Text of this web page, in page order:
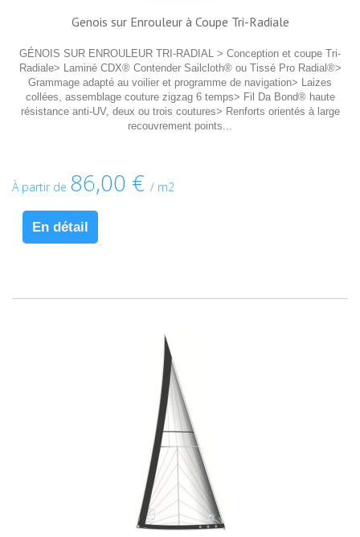
Genois sur Enrouleur à Coupe Tri-Radiale
GÉNOIS SUR ENROULEUR TRI-RADIAL > Conception et coupe Tri-
Radiale> Laminé CDX® Contender Sailcloth® ou Tissé Pro Radial®>
Grammage adapté au voilier et programme de navigation> Laizes
collées, assemblage couture zigzag 6 temps> Fil Da Bond® haute
résistance anti-UV, deux ou trois coutures> Renforts orientés à large
recouvrement points...
À partir de 86,00 € / m2
En détail